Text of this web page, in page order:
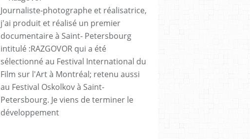
Journaliste-photographe et réalisatrice,
j'ai produit et réalisé un premier
documentaire à Saint- Petersbourg
intitulé :RAZGOVOR qui a été
sélectionné au Festival International du
Film sur l'Art à Montréal; retenu aussi
au Festival Oskolkov à Saint-
Petersbourg. Je viens de terminer le
développement